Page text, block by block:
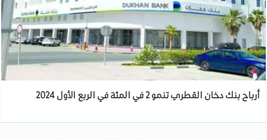
أرباح بنك دخان القطري تنمو 2 في المئة في الربع الأول 2024